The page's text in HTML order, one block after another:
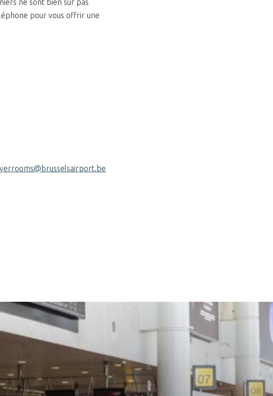
ne sont bien sûr pas
pour vous offrir une